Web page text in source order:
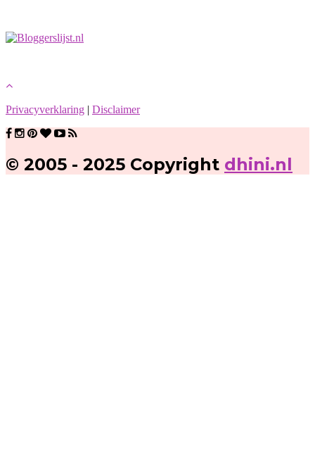
Privacyverklaring | Disclaimer
© 2005 - 2025 Copyright dhini.nl